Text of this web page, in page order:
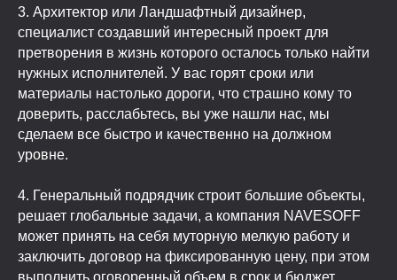
3. Архитектор или Ландшафтный дизайнер,
специалист создавший интересный проект для
претворения в жизнь которого осталось только найти
нужных исполнителей. У вас горят сроки или
материалы настолько дороги, что страшно кому то
доверить, расслабьтесь, вы уже нашли нас, мы
сделаем все быстро и качественно на должном
уровне.
4. Генеральный подрядчик строит большие объекты,
решает глобальные задачи, а компания NAVESOFF
может принять на себя муторную мелкую работу и
заключить договор на фиксированную цену, при этом
выполнить оговоренный объем в срок и бюджет.